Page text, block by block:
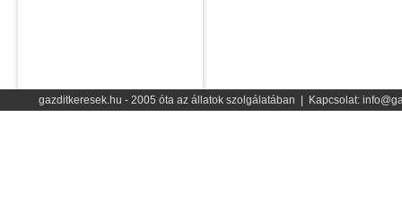
gazditkeresek.hu - 2005 óta az állatok szolgálatában | Kapcsolat: